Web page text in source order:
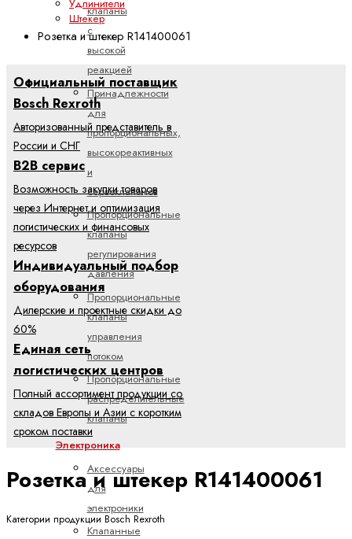
клапаны
с
высокой
реакцией
Принадлежности
для
пропорциональных,
высокореактивных
и
сервоклапанов
Пропорциональные
клапаны
регулирования
давления
Пропорциональные
клапаны
управления
потоком
Пропорциональные
распределительные
клапаны
Электроника
Аксессуары
для
электроники
Клапанные
Удлинители
Штекер
Розетка и штекер R141400061
Официальный поставщик
Bosch Rexroth
Авторизованный представитель в
России и СНГ
B2B сервис
Возможность закупки товаров
через Интернет и оптимизация
логистических и финансовых
ресурсов
Индивидуальный подбор
оборудования
Дилерские и проектные скидки до
60%
Единая сеть
логистических центров
Полный ассортимент продукции со
складов Европы и Азии с коротким
сроком поставки
Розетка и штекер R141400061
Категории продукции Bosch Rexroth